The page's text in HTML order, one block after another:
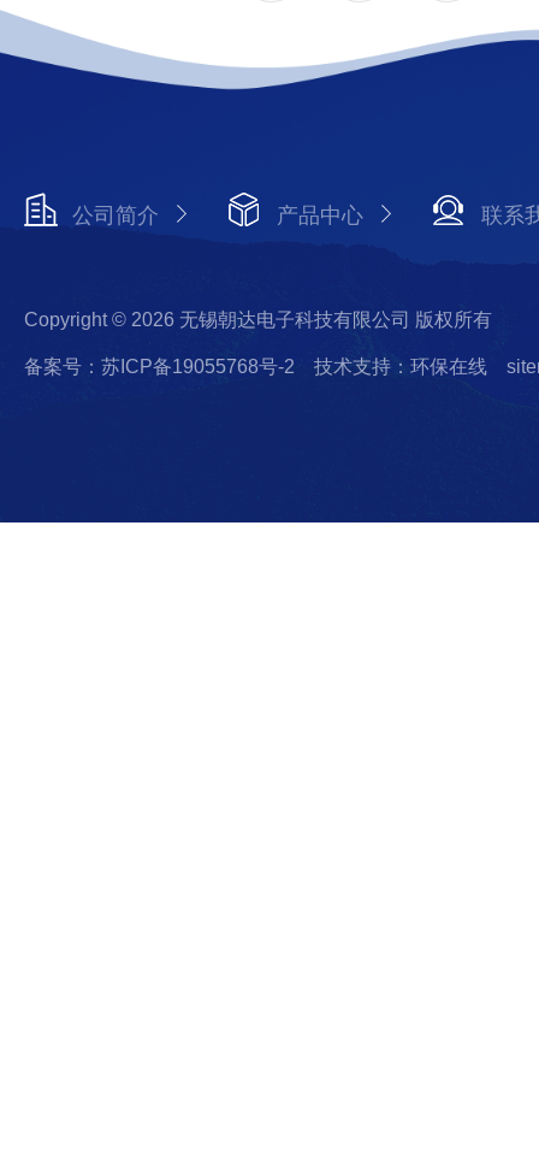
公司简介 产品中心 联系
Copyright © 2026 无锡朝达电子科技有限公司 版权所有
备案号：苏ICP备19055768号-2 技术支持：环保在线